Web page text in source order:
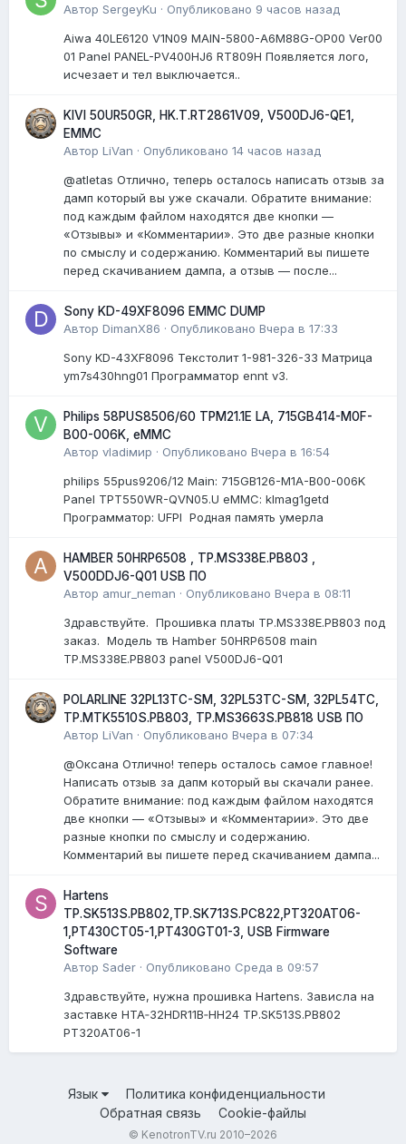
Автор SergeyKu · Опубликовано 9 часов назад
Aiwa 40LE6120 V1N09 MAIN-5800-A6M88G-OP00 Ver00
01 Panel PANEL-PV400HJ6 RT809H Появляется лого,
исчезает и тел выключается..
KIVI 50UR50GR, HK.T.RT2861V09, V500DJ6-QE1,
EMMC
Автор LiVan · Опубликовано 14 часов назад
@atletas Отлично, теперь осталось написать отзыв за
дамп который вы уже скачали. Обратите внимание:
под каждым файлом находятся две кнопки —
«Отзывы» и «Комментарии». Это две разные кнопки
по смыслу и содержанию. Комментарий вы пишете
перед скачиванием дампа, а отзыв — после...
Sony KD-49XF8096 EMMC DUMP
Автор DimanX86 · Опубликовано Вчера в 17:33
Sony KD-43XF8096 Текстолит 1-981-326-33 Матрица
ym7s430hng01 Программатор ennt v3.
Philips 58PUS8506/60 TPM21.1E LA, 715GB414-M0F-
B00-006K, eMMC
Автор vladiмир · Опубликовано Вчера в 16:54
philips 55pus9206/12 Мain: 715GB126-M1A-B00-006K
Panel TPT550WR-QVN05.U eMMC: klmag1getd
Программатор: UFPI Родная память умерла
HAMBER 50HRP6508 , TP.MS338E.PB803 ,
V500DDJ6-Q01 USB ПО
Автор amur_neman · Опубликовано Вчера в 08:11
Здравствуйте. Прошивка платы TP.MS338E.PB803 под
заказ. Модель тв Hamber 50HRP6508 main
TP.MS338E.PB803 panel V500DJ6-Q01
POLARLINE 32PL13TC-SM, 32PL53TC-SM, 32PL54TC,
TP.MTK5510S.PB803, TP.MS3663S.PB818 USB ПО
Автор LiVan · Опубликовано Вчера в 07:34
@Оксана Отлично! теперь осталось самое главное!
Написать отзыв за дапм который вы скачали ранее.
Обратите внимание: под каждым файлом находятся
две кнопки — «Отзывы» и «Комментарии». Это две
разные кнопки по смыслу и содержанию.
Комментарий вы пишете перед скачиванием дампа...
Hartens
TP.SK513S.PB802,TP.SK713S.PC822,PT320AT06-
1,PT430CT05-1,PT430GT01-3, USB Firmware
Software
Автор Sader · Опубликовано Среда в 09:57
Здравствуйте, нужна прошивка Hartens. Зависла на
заставке HTA‑32HDR11B‑HH24 TP.SK513S.PB802
PT320AT06-1
Язык
Политика конфиденциальности
Обратная связь
Cookie-файлы
© KenotronTV.ru 2010–2026